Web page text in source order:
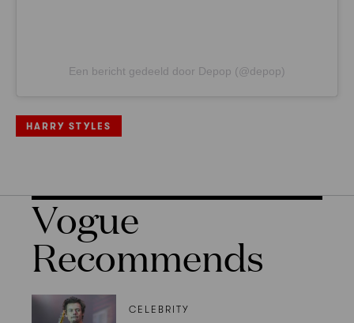
Een bericht gedeeld door Depop (@depop)
HARRY STYLES
Vogue
Recommends
CELEBRITY